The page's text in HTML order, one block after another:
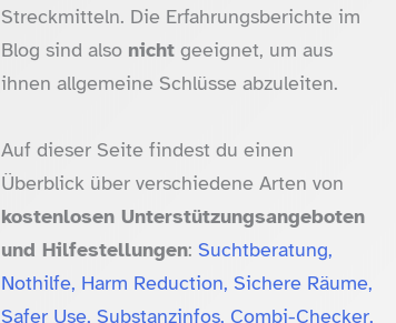
Streckmitteln. Die Erfahrungsberichte im
Blog sind also nicht geeignet, um aus
ihnen allgemeine Schlüsse abzuleiten.
Auf dieser Seite findest du einen
Überblick über verschiedene Arten von
kostenlosen Unterstützungsangeboten
und Hilfestellungen: Suchtberatung,
Nothilfe, Harm Reduction, Sichere Räume,
Safer Use, Substanzinfos, Combi-Checker,